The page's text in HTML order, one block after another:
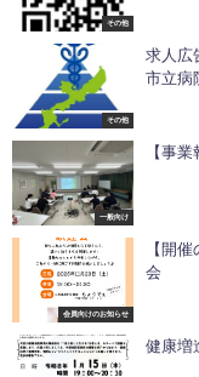
その他
その他
求人広
市立病
一般向け
【事
会員向けのお知らせ
【開
会
健康増